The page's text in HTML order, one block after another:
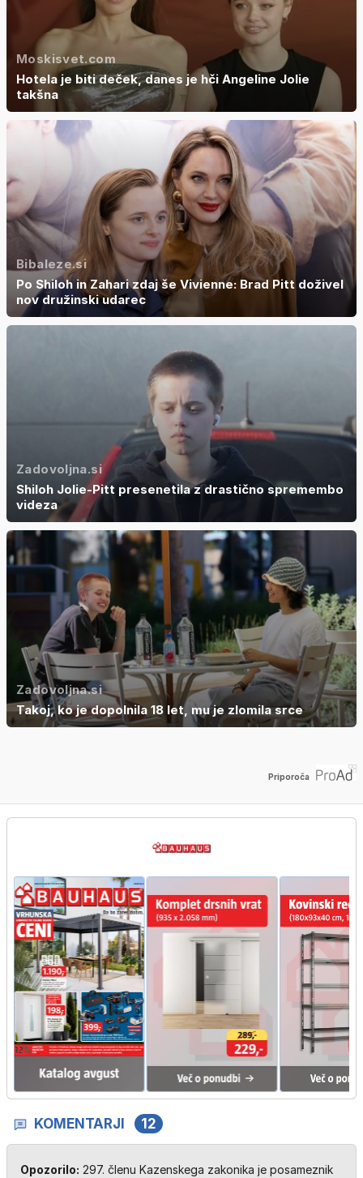
Moskisvet.com
Hotela je biti deček, danes je hči Angeline Jolie
takšna
Bibaleze.si
Po Shiloh in Zahari zdaj še Vivienne: Brad Pitt doživel
nov družinski udarec
Zadovoljna.si
Shiloh Jolie-Pitt presenetila z drastično spremembo
videza
Zadovoljna.si
Takoj, ko je dopolnila 18 let, mu je zlomila srce
Priporoča
KOMENTARJI 12
Opozorilo: 297. členu Kazenskega zakonika je posameznik